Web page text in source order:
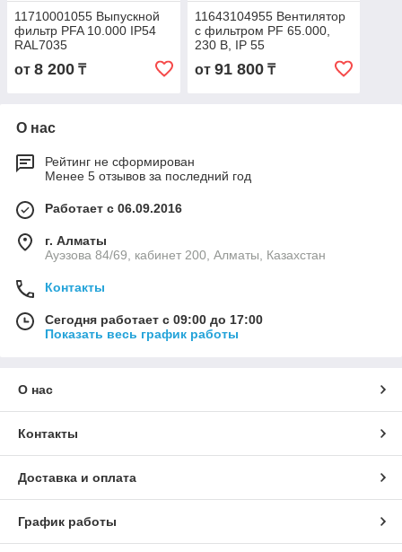
11710001055 Выпускной
фильтр PFA 10.000 IP54
RAL7035
от 8 200 ₸
11643104955 Вентилятор
с фильтром PF 65.000,
230 В, IP 55
от 91 800₸
О нас
Рейтинг не сформирован
Менее 5 отзывов за последний год
Работает с 06.09.2016
г. Алматы
Ауэзова 84/69, кабинет 200, Алматы, Казахстан
Контакты
Сегодня работает с 09:00 до 17:00
Показать весь график работы
О нас
Контакты
Доставка и оплата
График работы